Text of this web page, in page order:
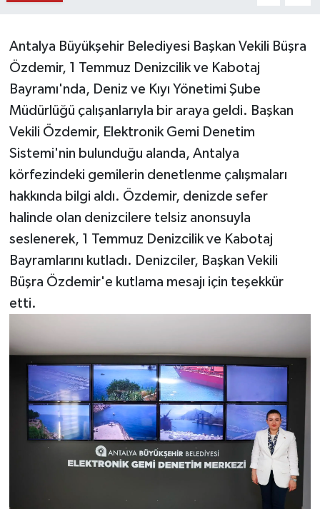
Antalya Büyükşehir Belediyesi Başkan Vekili Büşra
Özdemir, 1 Temmuz Denizcilik ve Kabotaj
Bayramı'nda, Deniz ve Kıyı Yönetimi Şube
Müdürlüğü çalışanlarıyla bir araya geldi. Başkan
Vekili Özdemir, Elektronik Gemi Denetim
Sistemi'nin bulunduğu alanda, Antalya
körfezindeki gemilerin denetlenme çalışmaları
hakkında bilgi aldı. Özdemir, denizde sefer
halinde olan denizcilere telsiz anonsuyla
seslenerek, 1 Temmuz Denizcilik ve Kabotaj
Bayramlarını kutladı. Denizciler, Başkan Vekili
Büşra Özdemir'e kutlama mesajı için teşekkür
etti.
RESMİ İLAN